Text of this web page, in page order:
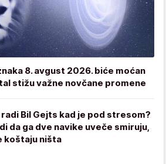
8. avgust 2026. biće moćan
stižu važne novčane promene
Bil Gejts kad je pod stresom?
da ga dve navike uveče smiruju,
koštaju ništa